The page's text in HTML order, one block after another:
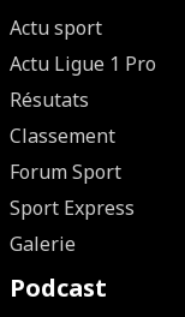
Actu sport
Actu Ligue 1 Pro
Résutats
Classement
Forum Sport
Sport Express
Galerie
Podcast